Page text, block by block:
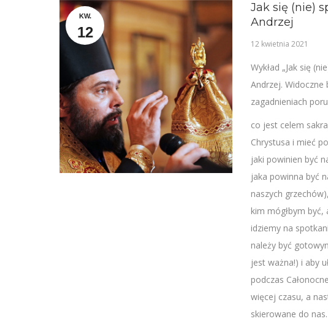
KW.
12
Jak się (nie)
Andrzej
12 kwietnia 2021
Wykład „Jak się
Andrzej. Widoczne
zagadnieniach
co jest celem
Chrystusa i mieć
jaki powinien być
jaka powinna być
naszych grzechów),
kim mógłbym być,
idziemy na
należy być
jest ważna!) i aby
podczas
więcej czasu, a
skierowane do nas.